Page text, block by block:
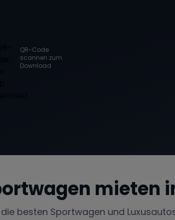
QR-Code
scannen zum
Download
mieten
die besten Sportwagen und